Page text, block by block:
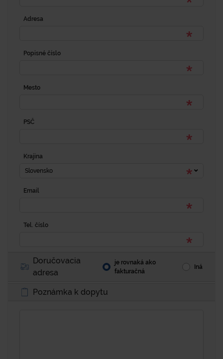
Adresa
Popisné číslo
Mesto
PSČ
Krajina
Slovensko
Email
Tel. číslo
Doručovacia
adresa
je rovnaká ako
fakturačná
Iná
Poznámka k dopytu